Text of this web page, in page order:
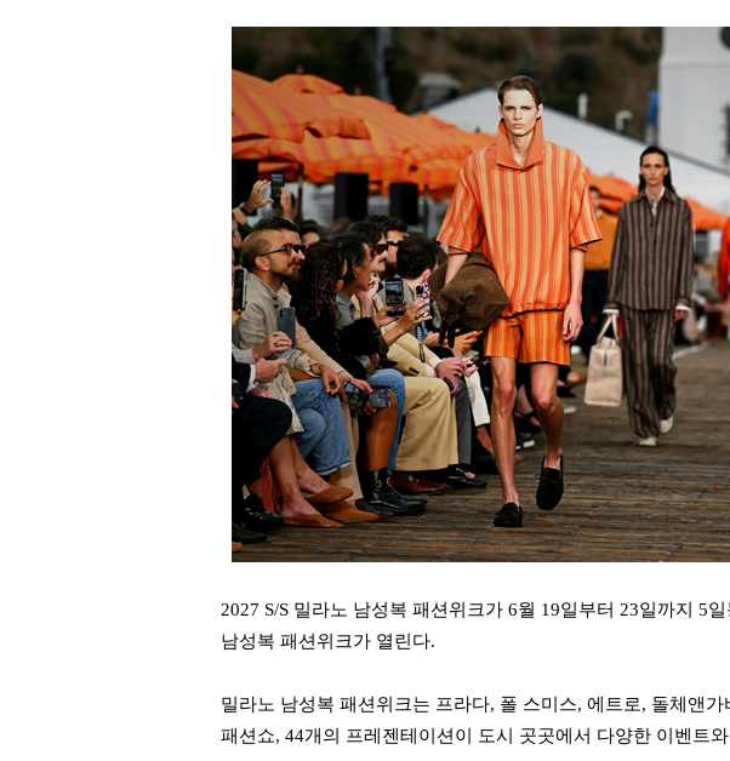
2027 S/S 밀라노 남성복 패션위크가 6월 19일부터 23일까지 5
남성복 패션위크가 열린다.
밀라노 남성복 패션위크는 프라다, 폴 스미스, 에트로, 돌체앤
패션쇼, 44개의 프레젠테이션이 도시 곳곳에서 다양한 이벤트